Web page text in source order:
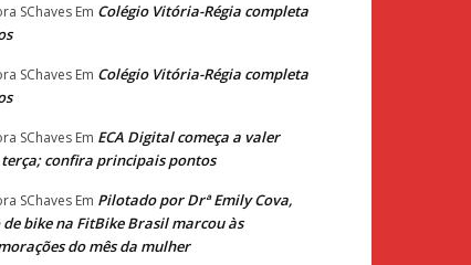
SChaves Em Colégio Vitória-Régia completa
SChaves Em Colégio Vitória-Régia completa
SChaves Em ECA Digital começa a valer
confira principais pontos
SChaves Em Pilotado por Drª Emily Cova,
bike na FitBike Brasil marcou às
do mês da mulher